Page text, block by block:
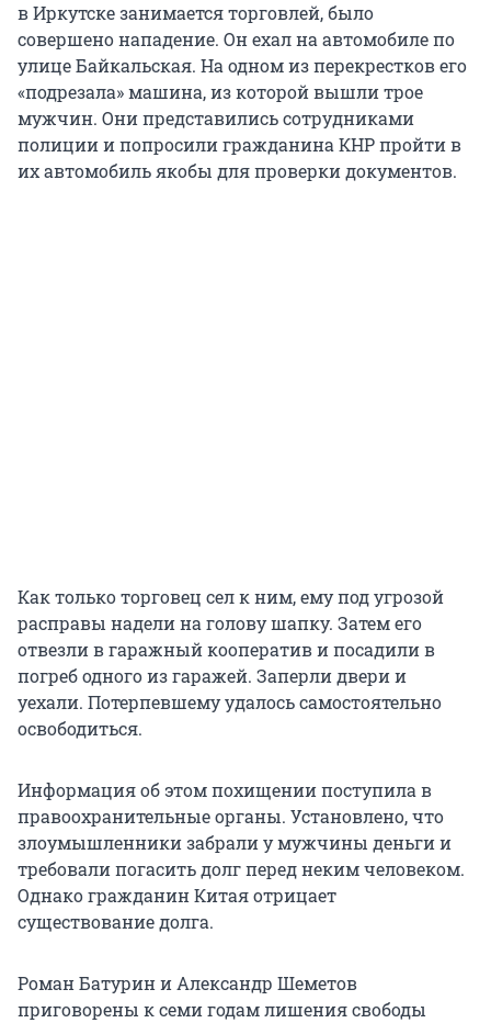
в Иркутске занимается торговлей, было
совершено нападение. Он ехал на автомобиле по
улице Байкальская. На одном из перекрестков его
«подрезала» машина, из которой вышли трое
мужчин. Они представились сотрудниками
полиции и попросили гражданина КНР пройти в
их автомобиль якобы для проверки документов.
Как только торговец сел к ним, ему под угрозой
расправы надели на голову шапку. Затем его
отвезли в гаражный кооператив и посадили в
погреб одного из гаражей. Заперли двери и
уехали. Потерпевшему удалось самостоятельно
освободиться.
Информация об этом похищении поступила в
правоохранительные органы. Установлено, что
злоумышленники забрали у мужчины деньги и
требовали погасить долг перед неким человеком.
Однако гражданин Китая отрицает
существование долга.
Роман Батурин и Александр Шеметов
приговорены к семи годам лишения свободы